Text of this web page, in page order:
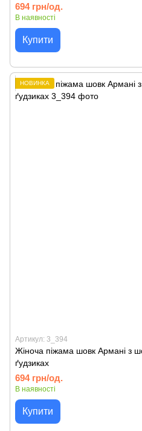
694 грн/од.
В наявності
Купити
НОВИНКА
Артикул: 3_394
Жіноча піжама шовк Армані з
ґудзиках
694 грн/од.
В наявності
Купити